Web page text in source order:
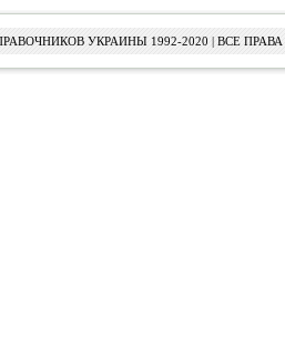
УКРАИНЫ 1992-2020 | ВСЕ